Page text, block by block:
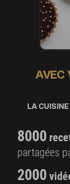
AVEC
LA
8000
partagées
2000